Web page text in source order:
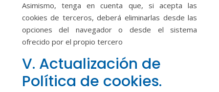
Asimismo, tenga en cuenta que, si acepta las
cookies de terceros, deberá eliminarlas desde las
opciones del navegador o desde el sistema
ofrecido por el propio tercero
V. Actualización de
Política de cookies.